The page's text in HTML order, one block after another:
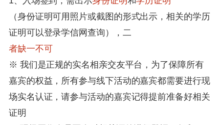
（身份证明可用照片或截图的形式出示，相关的学历
证明可以登录学信网查询），二
者缺一不可
※ 我们是正规的实名相亲交友平台，为了保障所有
嘉宾的权益，所有参与线下活动的嘉宾都需要进行现
场实名认证，请参与活动的嘉宾记得提前准备好相关
证明